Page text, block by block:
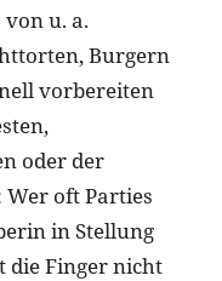
u. a.
Burgern
vorbereiten
oder der
oft Parties
in Stellung
die Finger nicht